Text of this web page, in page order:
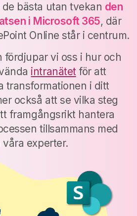
bästa utan tvekan den
i Microsoft 365, där
Online står i centrum.
fördjupar vi oss i hur och
intranätetför att
transformationen i ditt
också att se vilka steg
framgångsrikt hantera
tillsammans med
experter.